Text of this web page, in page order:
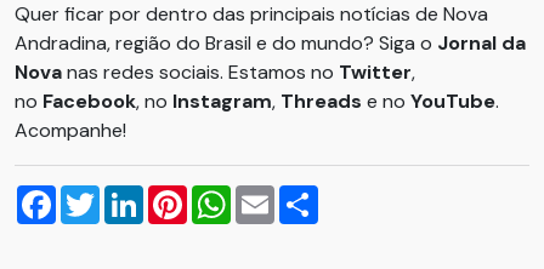
Quer ficar por dentro das principais notícias de Nova
Andradina, região do Brasil e do mundo? Siga o Jornal da
Novanas redes sociais. Estamos no Twitter,
no Facebook, no Instagram, Threads e no YouTube.
Acompanhe!
Facebook
TwitterLinkedInPinterestWhatsApp
Email